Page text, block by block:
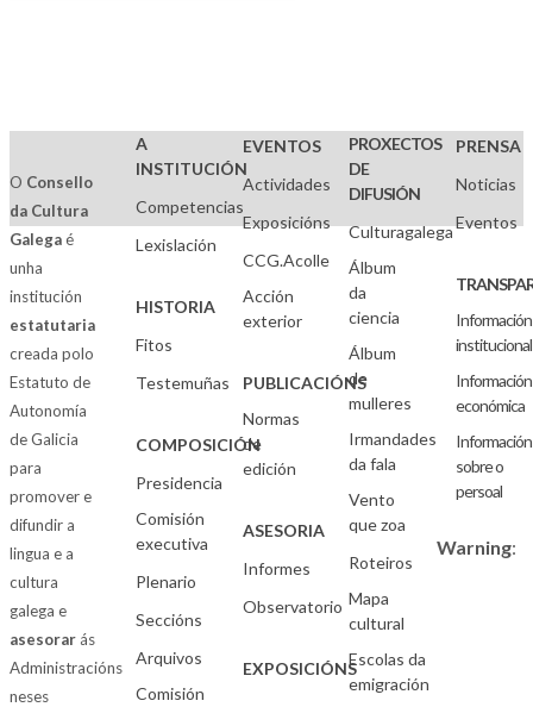
O Consello
da Cultura
Galegaé
unha
institución
estatutaria
creada polo
Estatuto de
Autonomía
de Galicia
para
promover e
difundir a
lingua e a
cultura
galega e
asesorarás
Administracións
neses
A
INSTITUCIÓN
Competencias
Lexislación
HISTORIA
Fitos
Testemuñas
COMPOSICIÓN
Presidencia
Comisión
executiva
Plenario
Seccións
Arquivos
Comisión
EVENTOS
Actividades
Exposicións
CCG.Acolle
Acción
exterior
PUBLICACIÓNS
Normas
de
edición
ASESORIA
Informes
Observatorio
EXPOSICIÓNS
PROXECTOS
DE
DIFUSIÓN
Culturagalega
Álbum
da
ciencia
Álbum
de
mulleres
Irmandades
da fala
Vento
que zoa
Roteiros
Mapa
cultural
Escolas da
emigración
PRENSA
Noticias
Eventos
Información
institucional
Información
económica
Información
sobre o
persoal
Warning: